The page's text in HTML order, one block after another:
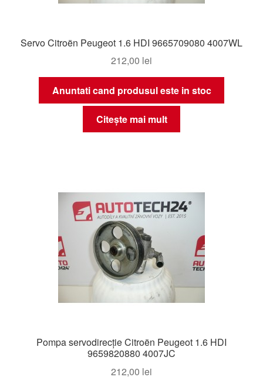
Servo Citroën Peugeot 1.6 HDI 9665709080 4007WL
212,00 lei
Anuntati cand produsul este in stoc
Citește mai mult
Pompa servodirecție Citroën Peugeot 1.6 HDI
9659820880 4007JC
212,00 lei